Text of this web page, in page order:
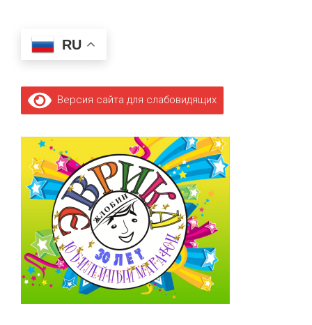
RU
Версия сайта для слабовидящих